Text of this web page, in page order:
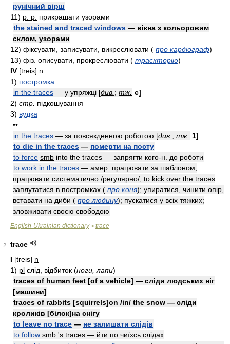
рунічний вірш
11) p. p. прикрашати узорами
the stained and traced windows — вікна з кольоровим
склом, узорами
12) фіксувати, записувати, викреслювати ( про кардіограф)
13) фiз. описувати, прокреслювати ( траєкторію)
IV [treis] n
1) постромка
in the traces — у упряжці [див. ; тж. є]
2) стр. підкошування
3) вудка
••
in the traces — за повсякденною роботою [див. ; тж.
1]
to die in the traces — померти на посту
to force smb into the traces — запрягти кого-н. до роботи
to work in the traces — aмep. працювати за шаблоном;
працювати систематично /регулярно/; to kick over the traces
заплутатися в постромках ( про коня); упиратися, чинити опір,
вставати на диби ( про людину); пускатися у всіх тяжких;
зловживати своєю свободою
English-Ukrainian dictionary> trace
2
trace
I [treis] n
1) pl слід, відбиток (ноги, лапи)
traces of human feet [of a vehicle] — сліди людських ніг
[машини]
traces of rabbits [squirrels]on /in/ the snow — сліди
кроликів [білок]на снігу
to leave no trace — не залишати слідів
to follow smb 's traces — йти по чиїхсь слідах